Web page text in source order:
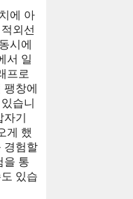
에 아
외선
시에
서 일
프로
창에
습니
기
게 했
경험할
을 통
있습